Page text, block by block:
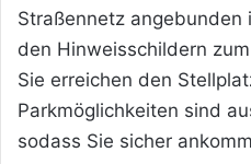
Straßennetz angebunden
den Hinweisschildern
Sie erreichen den
Parkmöglichkeiten sind
sodass Sie sicher